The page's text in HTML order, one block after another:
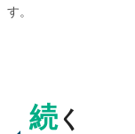
す。
続く